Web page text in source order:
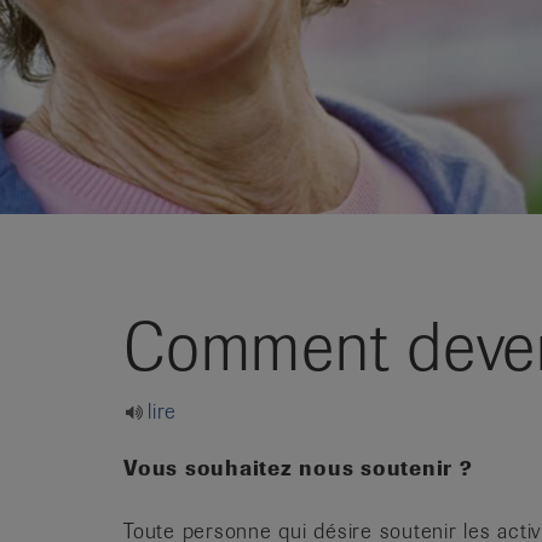
it
Comment
lire
Vous souhaitez nous soutenir ?
Toute personne qui désire soutenir les